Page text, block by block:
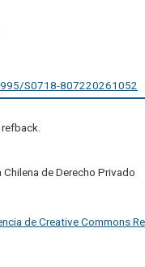
S0718-807220261052
refback.
de Derecho Privado
de Creative Commons